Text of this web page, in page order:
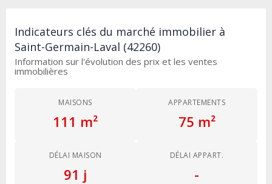
Indicateurs clés du marché immobilier à
Saint-Germain-Laval (42260)
Information sur l'évolution des prix et les ventes
immobilières
MAISONS
111 m²
APPARTEMENTS
75 m²
DÉLAI MAISON
91 j
DÉLAI APPART.
-